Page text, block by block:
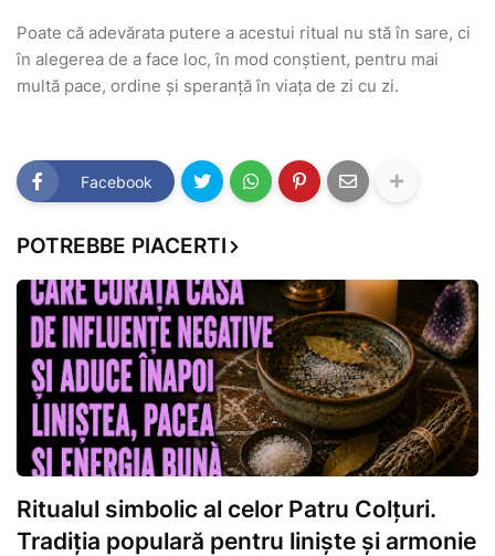
Poate că adevărata putere a acestui ritual nu stă în sare, ci
în alegerea de a face loc, în mod conștient, pentru mai
multă pace, ordine și speranță în viața de zi cu zi.
Facebook
POTREBBE PIACERTI
Ritualul simbolic al celor Patru Colțuri.
Tradiția populară pentru liniște și armonie